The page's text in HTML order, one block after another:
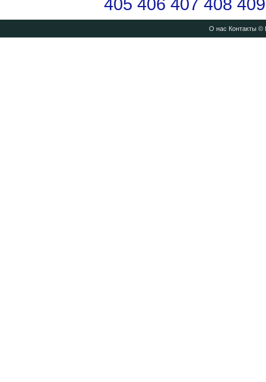
405 406 407 408 409
О нас Контакты©